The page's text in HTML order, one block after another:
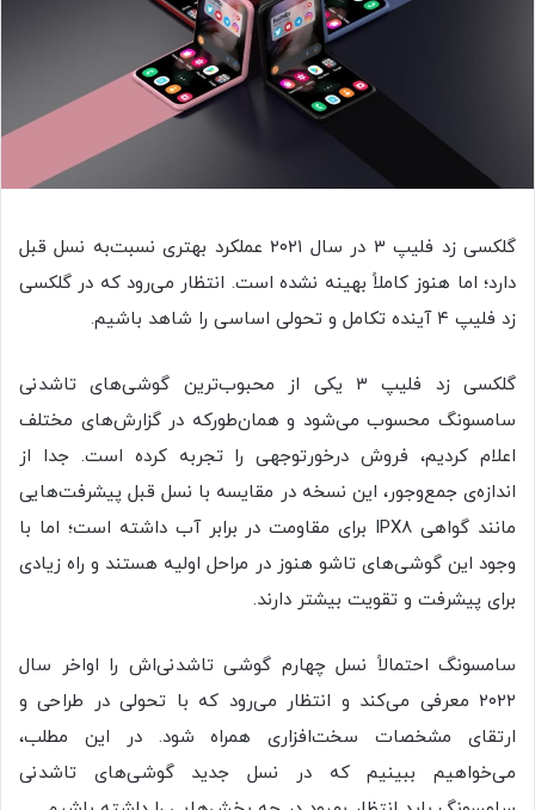
گلکسی زد فلیپ ۳ در سال ۲۰۲۱ عملکرد بهتری نسبت‌به نسل قبل
دارد؛ اما هنوز کاملاً بهینه نشده است. انتظار می‌رود که در گلکسی
زد فلیپ ۴ آینده تکامل و تحولی اساسی را شاهد باشیم.
گلکسی زد فلیپ ۳ یکی از محبوب‌ترین گوشی‌های تاشدنی
سامسونگ محسوب می‌شود و همان‌طورکه در گزارش‌های مختلف
اعلام کردیم، فروش درخورتوجهی را تجربه کرده است. جدا از
اندازه‌ی جمع‌وجور، این نسخه در مقایسه‌‌ با نسل قبل پیشرفت‌هایی
مانند گواهی IPX8 برای مقاومت در‌ برابر آب داشته است؛ اما با
وجود ‌این گوشی‌های تاشو هنوز در مراحل اولیه هستند و راه زیادی
برای پیشرفت و تقویت بیشتر دارند.
سامسونگ احتمالاً نسل چهارم گوشی تاشدنی‌اش را اواخر سال
۲۰۲۲ معرفی می‌کند و انتظار می‌رود که با تحولی در طراحی و
ارتقای مشخصات سخت‌افزاری همراه شود. در این مطلب،
می‌خواهیم ببینیم که در نسل جدید گوشی‌های تاشدنی